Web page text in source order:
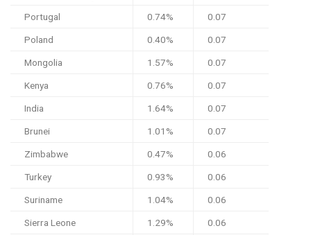
Portugal 0.74% 0.07
Poland 0.40% 0.07
Mongolia 1.57% 0.07
Kenya 0.76% 0.07
India 1.64% 0.07
Brunei 1.01% 0.07
Zimbabwe 0.47% 0.06
Turkey 0.93% 0.06
Suriname 1.04% 0.06
Sierra Leone 1.29% 0.06